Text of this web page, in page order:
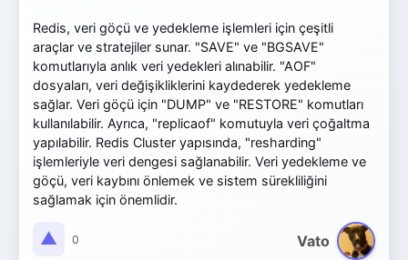
Redis, veri göçü ve yedekleme işlemleri için çeşitli
araçlar ve stratejiler sunar. "SAVE" ve "BGSAVE"
komutlarıyla anlık veri yedekleri alınabilir. "AOF"
dosyaları, veri değişikliklerini kaydederek yedekleme
sağlar. Veri göçü için "DUMP" ve "RESTORE" komutları
kullanılabilir. Ayrıca, "replicaof" komutuyla veri çoğaltma
yapılabilir. Redis Cluster yapısında, "resharding"
işlemleriyle veri dengesi sağlanabilir. Veri yedekleme ve
göçü, veri kaybını önlemek ve sistem sürekliliğini
sağlamak için önemlidir.
Vato
▲ 0